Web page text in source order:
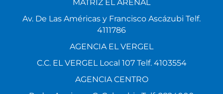
MATRIZ EL ARENAL
Av. De Las Américas y Francisco Ascázubi Telf.
4111786
AGENCIA EL VERGEL
C.C. EL VERGEL Local 107 Telf. 4103554
AGENCIA CENTRO